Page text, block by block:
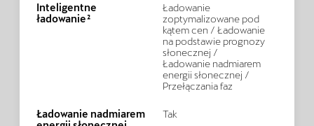
Inteligentne
ładowanie²
Ładowanie
zoptymalizowane pod
kątem cen / Ładowanie
na podstawie prognozy
słonecznej /
Ładowanie nadmiarem
energii słonecznej /
Przełączania faz
Ładowanie nadmiarem
Tak